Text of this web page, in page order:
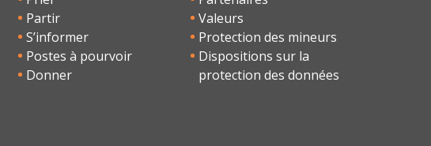
Partir
S’informer
Postes à pourvoir
Donner
Valeurs
Protection des mineurs
Dispositions sur la
protection des données